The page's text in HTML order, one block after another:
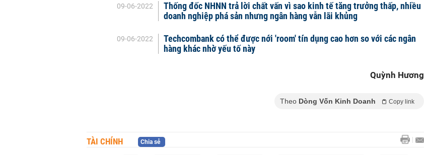
09-06-2022
Thống đốc NHNN trả lời chất vấn vì sao kinh tế tăng trưởng thấp, nhiều
doanh nghiệp phá sản nhưng ngân hàng vẫn lãi khủng
09-06-2022
Techcombank có thể được nới 'room' tín dụng cao hơn so với các ngân
hàng khác nhờ yếu tố này
Quỳnh Hương
Theo Dòng Vốn Kinh Doanh Copy link
TÀI CHÍNH Chia sẻ